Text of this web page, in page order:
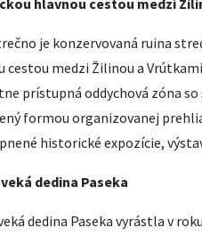
hlavnou cestou medzi
je konzervovaná ruina
cestou medzi Žilinou a
prístupná oddychová zóna
formou organizovanej
historické expozície,
dedina Paseka
dedina Paseka vyrástla v roku